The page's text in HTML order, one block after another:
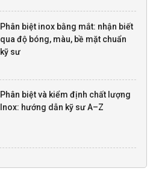
Phân biệt inox bằng mắt: nhận biết
qua độ bóng, màu, bề mặt chuẩn
kỹ sư
Phân biệt và kiểm định chất lượng
Inox: hướng dẫn kỹ sư A–Z